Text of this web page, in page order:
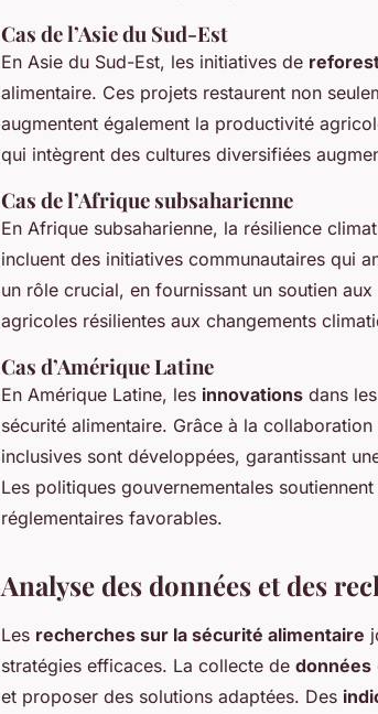
Cas de l’Asie du Sud-Est
En Asie du Sud-Est, les initiatives de
alimentaire. Ces projets restaurent non
augmentent également la productivité
qui intègrent des cultures diversifiées
Cas de l’Afrique subsaharienne
En Afrique subsaharienne, la résilience
incluent des initiatives communautaires qui
un rôle crucial, en fournissant un soutien
agricoles résilientes aux changements
Cas d’Amérique Latine
En Amérique Latine, les innovations dans
sécurité alimentaire. Grâce à la
inclusives sont développées, garantissant
Les politiques gouvernementales
réglementaires favorables.
Analyse des données et des
Les recherches sur la sécurité alimentaire
stratégies efficaces. La collecte de données
et proposer des solutions adaptées. Des